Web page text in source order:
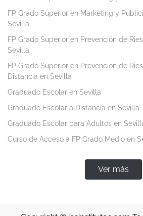
FP Grado Superior en Marketing y
Sevilla
FP Grado Superior en Prevención de
Sevilla
FP Grado Superior en Prevención de
Distancia en Sevilla
Graduado Escolar en Sevilla
Graduado Escolar a Distancia en Sevilla
Graduado Escolar para Adultos en
Curso de Acceso a FP Grado Medio en
Ver más